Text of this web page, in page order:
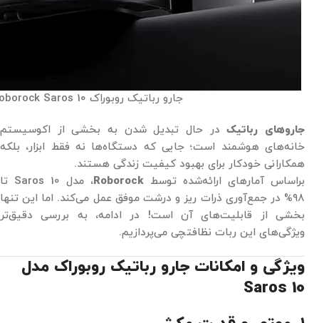
جارو رباتیک روبوراک Roborock Saros 10
جاروهای رباتیکدر حال تبدیل شدن به بخشی از اکوسیستم
خانه‌های هوشمند است؛ جایی که دستگاه‌ها نه فقط ابزار، بلکه
همکارانی خودکار برای بهبود کیفیت زندگی هستند.
براساس آمارهای ارائه‌شده توسط Roborock
، مدل Saros 10 تا
۹۸% در جمع‌آوری ذرات ریز و درشت موفق عمل می‌کند. اما این تنها
بخشی از قابلیت‌های آن است! در ادامه، به بررسی دقیق‌تر
ویژگی‌های این ربات نظافتچی می‌پردازیم.
ویژگی و امکاناتجارو رباتیک روبوراک مدل
Saros 10